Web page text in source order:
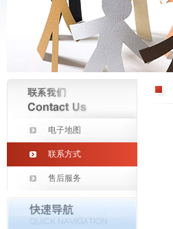
电子地图
联系方式
售后服务